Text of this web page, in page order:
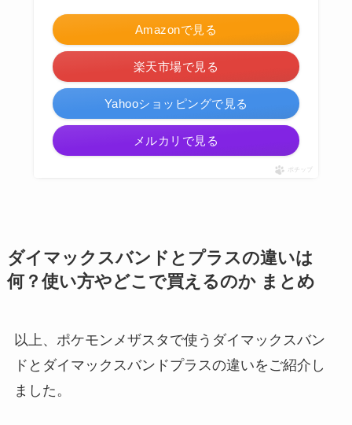
Amazonで見る
楽天市場で見る
Yahooショッピングで見る
メルカリで見る
ポチップ
ダイマックスバンドとプラスの違いは
何？使い方やどこで買えるのか まとめ
以上、ポケモンメザスタで使うダイマックスバン
ドとダイマックスバンドプラスの違いをご紹介し
ました。